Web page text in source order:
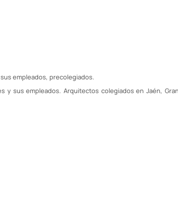
empleados, precolegiados.
sus empleados. Arquitectos colegiados en Jaén,